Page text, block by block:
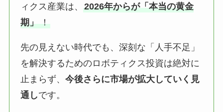
ィクス産業は、2026年からが「本当の黄金
期」 ！
先の見えない時代でも、深刻な「人手不足」
を解決するためのロボティクス投資は絶対に
止まらず、今後さらに市場が拡大していく見
通しです。